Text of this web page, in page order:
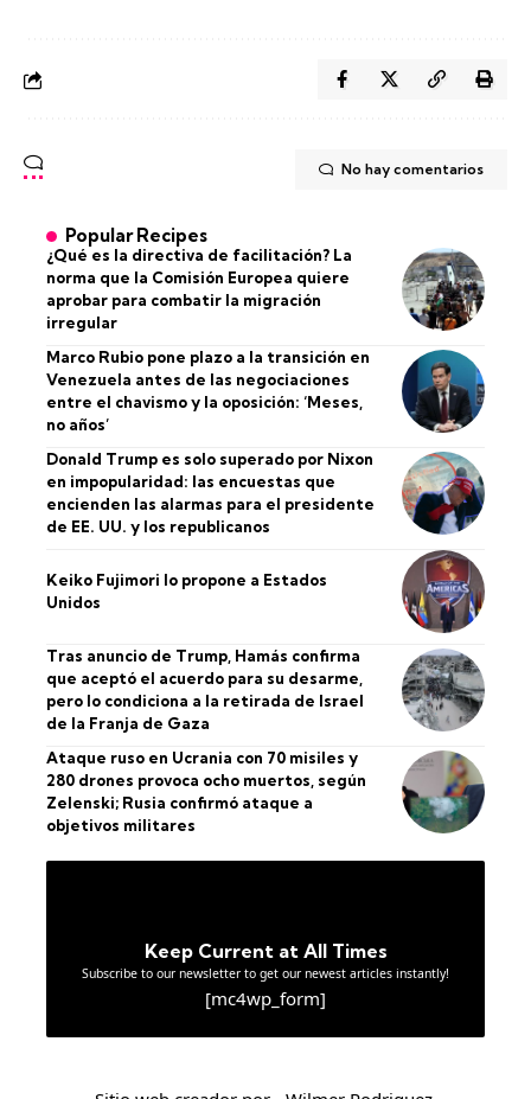
No hay comentarios
Popular Recipes
¿Qué es la directiva de facilitación? La
norma que la Comisión Europea quiere
aprobar para combatir la migración
irregular
Marco Rubio pone plazo a la transición en
Venezuela antes de las negociaciones
entre el chavismo y la oposición: ‘Meses,
no años’
Donald Trump es solo superado por Nixon
en impopularidad: las encuestas que
encienden las alarmas para el presidente
de EE. UU. y los republicanos
Keiko Fujimori lo propone a Estados
Unidos
Tras anuncio de Trump, Hamás confirma
que aceptó el acuerdo para su desarme,
pero lo condiciona a la retirada de Israel
de la Franja de Gaza
Ataque ruso en Ucrania con 70 misiles y
280 drones provoca ocho muertos, según
Zelenski; Rusia confirmó ataque a
objetivos militares
Keep Current at All Times
Subscribe to our newsletter to get our newest articles instantly!
[mc4wp_form]